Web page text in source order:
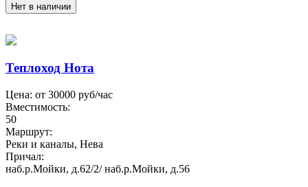
Нет в наличии
Теплоход Нота
Цена: от 30000 руб/час
Вместимость:
50
Маршрут:
Реки и каналы, Нева
Причал:
наб.р.Мойки, д.62/2/ наб.р.Мойки, д.56